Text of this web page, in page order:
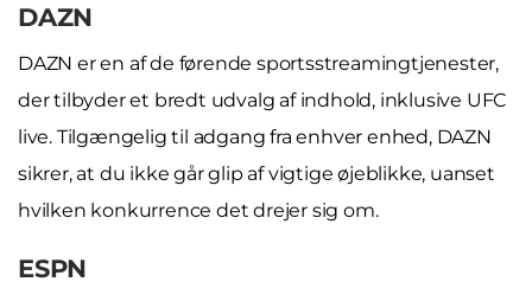
DAZN
DAZN er en af de førende sportsstreamingtjenester,
der tilbyder et bredt udvalg af indhold, inklusive UFC
live. Tilgængelig til adgang fra enhver enhed, DAZN
sikrer, at du ikke går glip af vigtige øjeblikke, uanset
hvilken konkurrence det drejer sig om.
ESPN